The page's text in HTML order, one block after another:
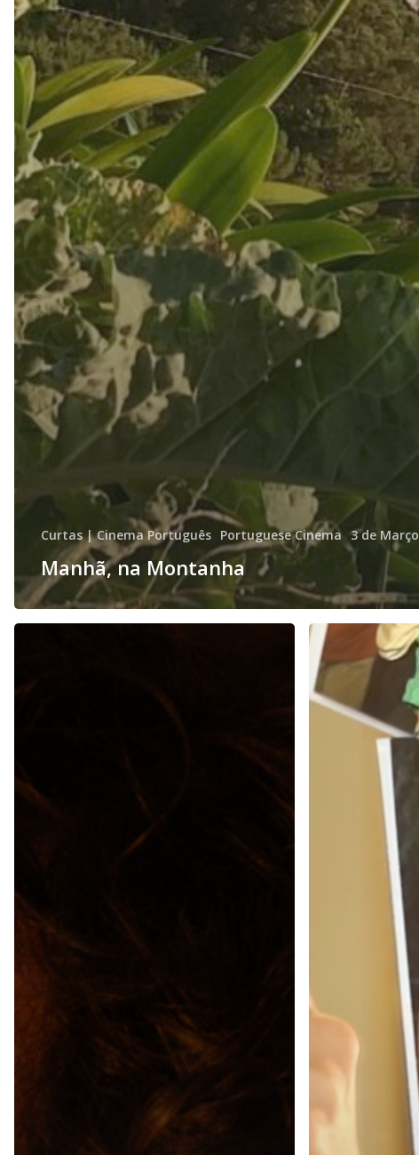
Curtas | Cinema Português Portuguese Cinema 3 de Março
Manhã, na Montanha